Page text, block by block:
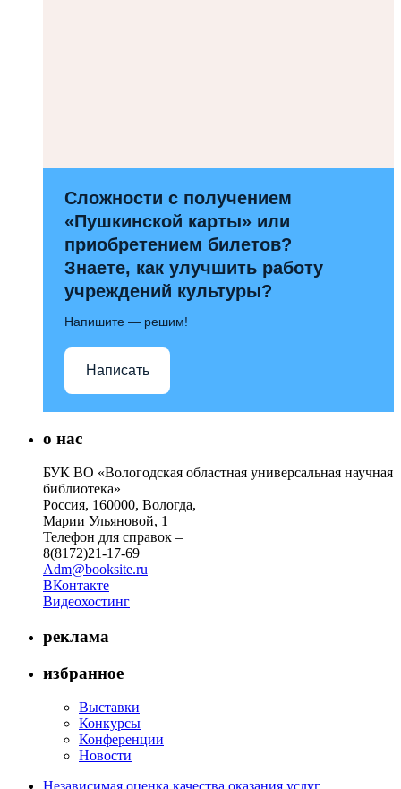
Сложности с получением
«Пушкинской карты» или
приобретением билетов?
Знаете, как улучшить работу
учреждений культуры?
Напишите — решим!
Написать
о нас
БУК ВО «Вологодская областная универсальная научная
библиотека»
Россия, 160000, Вологда,
Марии Ульяновой, 1
Телефон для справок –
8(8172)21-17-69
Adm@booksite.ru
ВКонтакте
Видеохостинг
реклама
избранное
Выставки
Конкурсы
Конференции
Новости